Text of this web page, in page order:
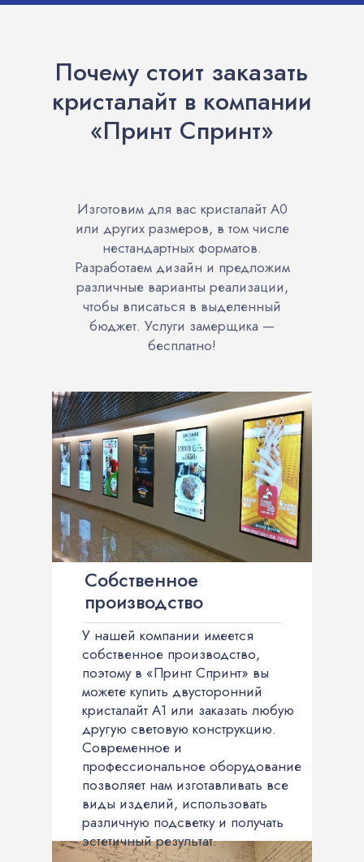
Почему стоит заказать
кристалайт в компании
«Принт Спринт»
Изготовим для вас кристалайт А0
или других размеров, в том числе
нестандартных форматов.
Разработаем дизайн и предложим
различные варианты реализации,
чтобы вписаться в выделенный
бюджет. Услуги замерщика —
бесплатно!
Собственное
производство
У нашей компании имеется
собственное производство,
поэтому в «Принт Спринт» вы
можете купить двусторонний
кристалайт А1 или заказать любую
другую световую конструкцию.
Современное и
профессиональное оборудование
позволяет нам изготавливать все
виды изделий, использовать
различную подсветку и получать
эстетичный результат.